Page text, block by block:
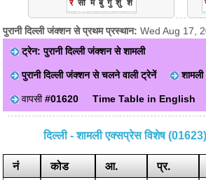
र सो मं बु गु शु श
पुरानी दिल्ली जंक्शन से प्रथम प्रस्थान:Wed Aug 17,
ट्रेन: पुरानी दिल्ली जंक्शन से शामली
पुरानी दिल्ली जंक्शन से चलने वाली ट्रेनें
वापसी#01620 Time Table in English
दिल्ली - शामली एक्सप्रेस विशेष
नं कोड आ. प्र.